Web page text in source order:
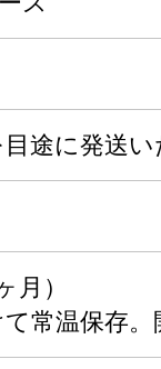
途に発送い
月）
常温保存